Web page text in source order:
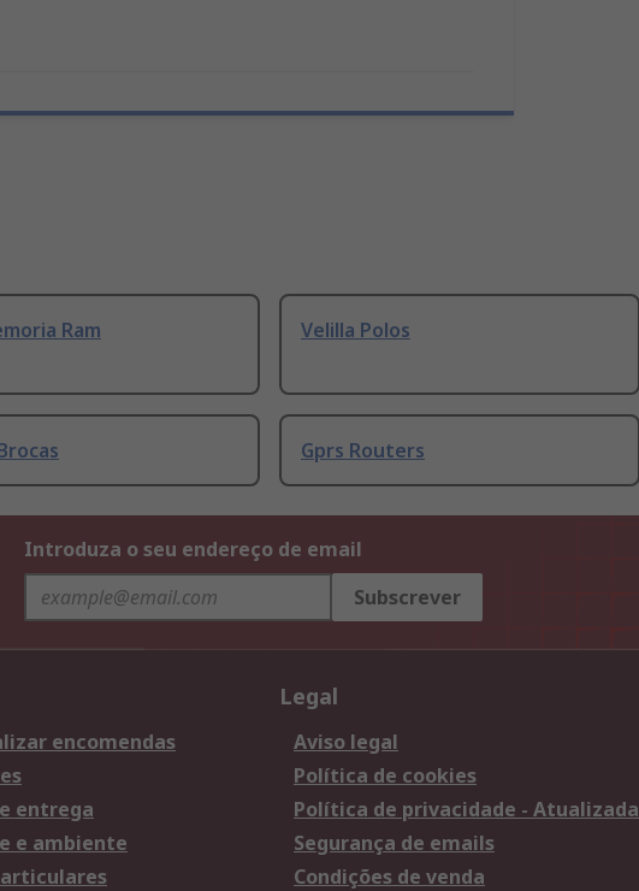
Ram Velilla Polos
Gprs Routers
Introduza o seu endereço de email
Subscrever
encomendas
entrega
e ambiente
Legal
Aviso legal
Política de cookies
Política de privacidade - Atualizada
Segurança de emails
Condições de venda